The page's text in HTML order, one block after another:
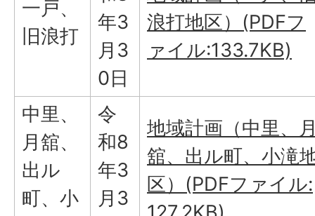
一戸、
旧浪打
年3
月3
0日
浪打地区）(PDFフ
ァイル:133.7KB)
中里、
月舘、
出ル
町、小
令
和8
年3
月3
地域計画（中里、
舘、出ル町、小滝
区）(PDFファイル: